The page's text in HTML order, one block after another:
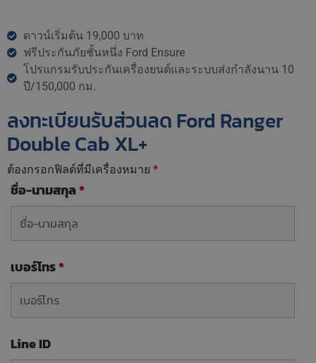
ดาวน์เริ่มต้น 19,000 บาท
ฟรีประกันภัยชั้นหนึ่ง Ford Ensure
โปรแกรมรับประกันเครื่องยนต์และระบบส่งกำลังนาน 10
ปี/150,000 กม.
ลงทะเบียนรับส่วนลด Ford Ranger
Double Cab XL+
ต้องกรอกฟิลด์ที่มีเครื่องหมาย *
ชื่อ-นามสกุล*
เบอร์โทร*
Line ID